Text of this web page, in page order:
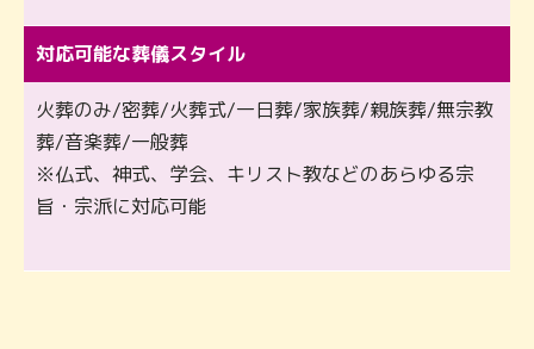
対応可能な葬儀スタイル
火葬のみ/密葬/火葬式/一日葬/家族葬/親族葬/無宗教
葬/音楽葬/一般葬
※仏式、神式、学会、キリスト教などのあらゆる宗
旨・宗派に対応可能